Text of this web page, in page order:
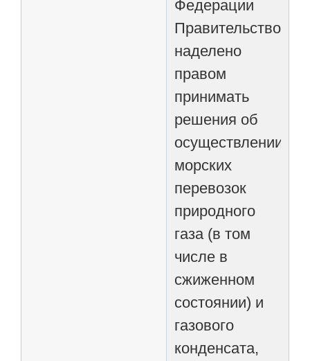
Федерации
Правительство
наделено
правом
принимать
решения об
осуществлении
морских
перевозок
природного
газа (в том
числе в
сжиженном
состоянии) и
газового
конденсата,